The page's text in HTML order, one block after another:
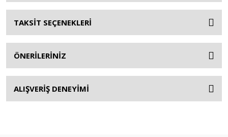
TAKSİT SEÇENEKLERİ
ÖNERİLERİNİZ
ALIŞVERİŞ DENEYİMİ